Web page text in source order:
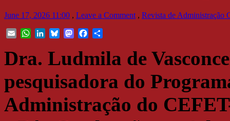
June 17, 2026 11:00 , Leave a Comment , Revista de Administração
Email WhatsApp
LinkedInBlueskyMastodonFacebook
Dra. Ludmila de
pesquisadora do
Administração do